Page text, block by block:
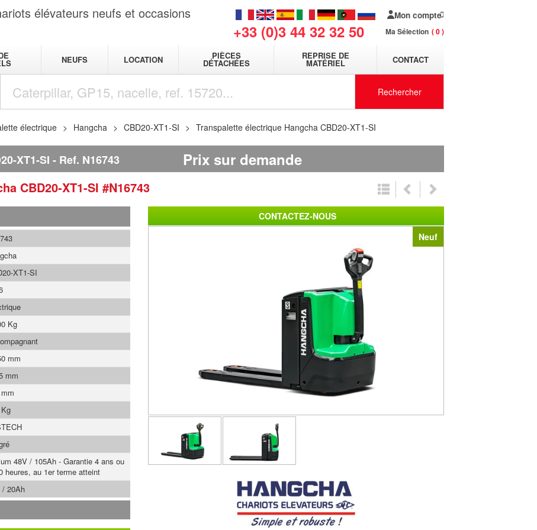
élévateurs neufs et occasions
+33 (0)3 44 32 32 50
Mon compte
Ma Sélection 0
NEUFS LOCATION PIÈCES
DÉTACHÉES
REPRISE DE
MATÉRIEL CONTACT
Rechercher
électrique Hangcha CBD20-XT1-SI Transpalette électrique Hangcha CBD20-XT1-SI
XT1-SI Ref. N16743 Prix sur demande
CBD20-XT1-SI #N16743
Neuf
XT1-SI
Kg
mm
mm
48V / 105Ah - Garantie 4 ans ou
heures, au 1er terme atteint
/ 20Ah
CONTACTEZ-NOUS